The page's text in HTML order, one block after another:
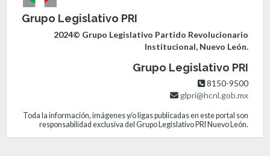
Grupo Legislativo PRI
2024© Grupo Legislativo Partido Revolucionario
Institucional, Nuevo León.
Grupo Legislativo PRI
8150-9500
glpri@hcnl.gob.mx
Toda la información, imágenes y/o ligas publicadas en este portal son
responsabilidad exclusiva del Grupo Legislativo PRI Nuevo León.